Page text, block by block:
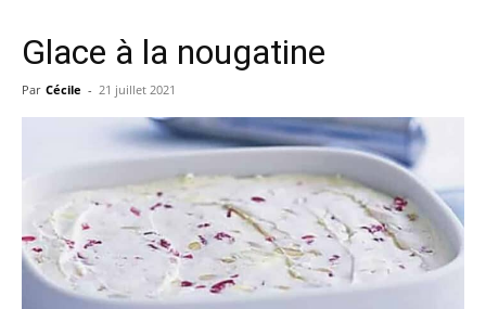
Glace à la nougatine
Par Cécile - 21 juillet 2021